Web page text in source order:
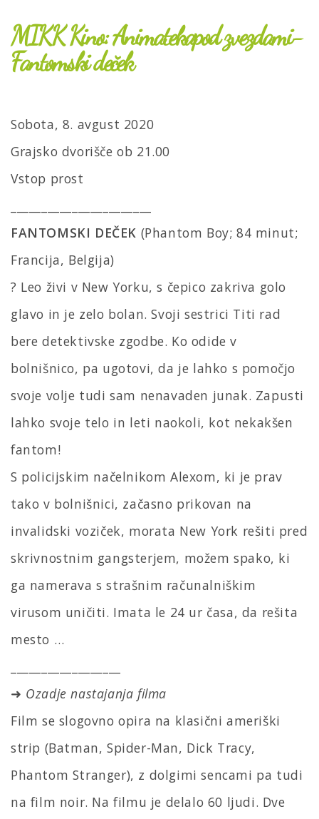
MIKK Kino: Animatekapod zvezdami-
Fantomski deček
Sobota, 8. avgust 2020
Grajsko dvorišče ob 21.00
Vstop prost
FANTOMSKI DEČEK (Phantom Boy; 84 minut;
Francija, Belgija)
? Leo živi v New Yorku, s čepico zakriva golo
glavo in je zelo bolan. Svoji sestrici Titi rad
bere detektivske zgodbe. Ko odide v
bolnišnico, pa ugotovi, da je lahko s pomočjo
svoje volje tudi sam nenavaden junak. Zapusti
lahko svoje telo in leti naokoli, kot nekakšen
fantom!
S policijskim načelnikom Alexom, ki je prav
tako v bolnišnici, začasno prikovan na
invalidski voziček, morata New York rešiti pred
skrivnostnim gangsterjem, možem spako, ki
ga namerava s strašnim računalniškim
virusom uničiti. Imata le 24 ur časa, da rešita
mesto …
➜ Ozadje nastajanja filma
Film se slogovno opira na klasični ameriški
strip (Batman, Spider-Man, Dick Tracy,
Phantom Stranger), z dolgimi sencami pa tudi
na film noir. Na filmu je delalo 60 ljudi. Dve